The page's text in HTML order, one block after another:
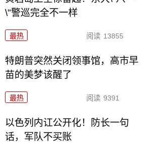
\"警巡完全不一样
最热 阅读 13855
特朗普突然关闭领事馆，高市早
苗的美梦该醒了
最热 阅读 9391
以色列内讧公开化！防长一句
话，军队不买账